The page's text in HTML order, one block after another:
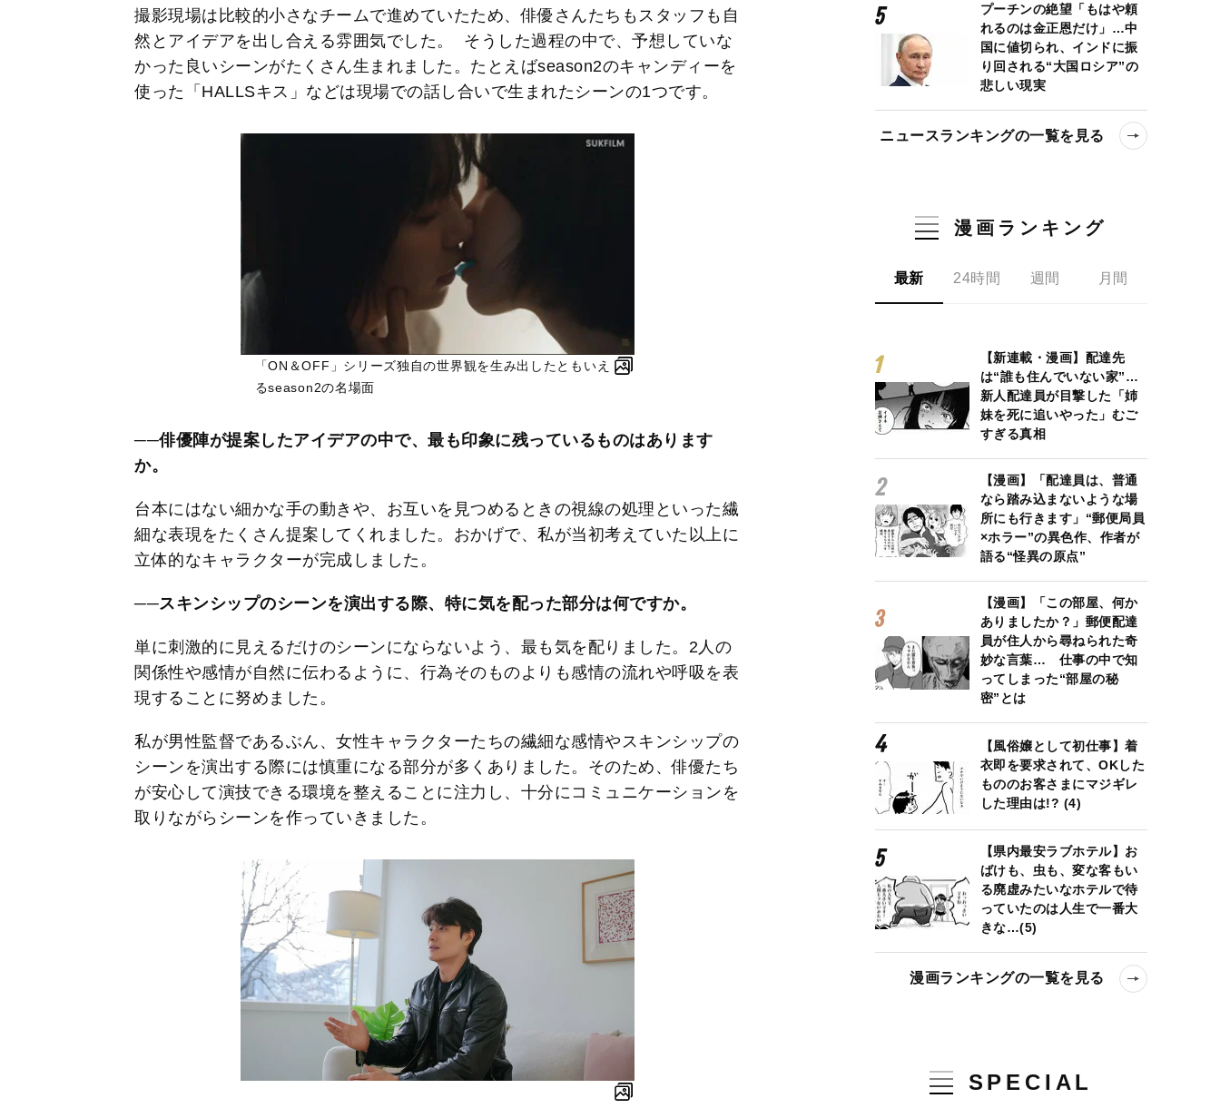
撮影現場は比較的小さなチームで進めていたため、俳優さんたちもスタッフも自
然とアイデアを出し合える雰囲気でした。 そうした過程の中で、予想していな
かった良いシーンがたくさん生まれました。たとえばseason2のキャンディーを
使った「HALLSキス」などは現場での話し合いで生まれたシーンの1つです。
「ON＆OFF」シリーズ独自の世界観を生み出したともいえ
るseason2の名場面
──俳優陣が提案したアイデアの中で、最も印象に残っているものはあります
か。
台本にはない細かな手の動きや、お互いを見つめるときの視線の処理といった繊
細な表現をたくさん提案してくれました。おかげで、私が当初考えていた以上に
立体的なキャラクターが完成しました。
──スキンシップのシーンを演出する際、特に気を配った部分は何ですか。
単に刺激的に見えるだけのシーンにならないよう、最も気を配りました。2人の
関係性や感情が自然に伝わるように、行為そのものよりも感情の流れや呼吸を表
現することに努めました。
私が男性監督であるぶん、女性キャラクターたちの繊細な感情やスキンシップの
シーンを演出する際には慎重になる部分が多くありました。そのため、俳優たち
が安心して演技できる環境を整えることに注力し、十分にコミュニケーションを
取りながらシーンを作っていきました。
プーチンの絶望「もはや頼
れるのは金正恩だけ」…中
国に値切られ、インドに振
り回される“大国ロシア”の
悲しい現実
ニュースランキングの一覧を見る
漫画ランキング
最新 24時間 週間 月間
【新連載・漫画】配達先
は“誰も住んでいない家”…
新人配達員が目撃した「姉
妹を死に追いやった」むご
すぎる真相
【漫画】「配達員は、普通
なら踏み込まないような場
所にも行きます」“郵便局員
×ホラー”の異色作、作者が
語る“怪異の原点”
【漫画】「この部屋、何か
ありましたか？」郵便配達
員が住人から尋ねられた奇
妙な言葉… 仕事の中で知
ってしまった“部屋の秘
密”とは
【風俗嬢として初仕事】着
衣即を要求されて、OKした
もののお客さまにマジギレ
した理由は!? (4)
【県内最安ラブホテル】お
ばけも、虫も、変な客もい
る廃虚みたいなホテルで待
っていたのは人生で一番大
きな…(5)
漫画ランキングの一覧を見る
SPECIAL